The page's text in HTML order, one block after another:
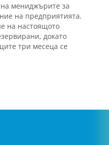
мениджърите за
на предприятията.
на настоящото
докато
три месеца се